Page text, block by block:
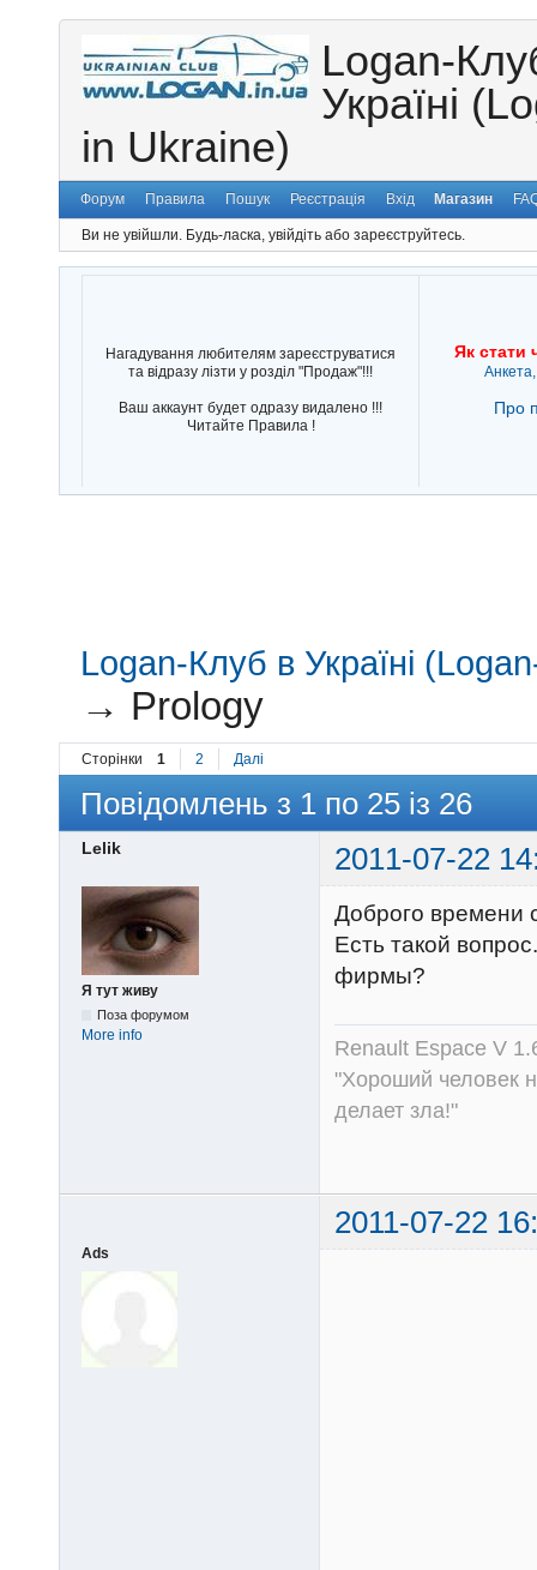
Logan-
Україні
in Ukraine)
Форум Правила Пошук Реєстрація Вхід Магазин
Ви не увійшли. Будь-ласка, увійдіть або зареєструйтесь.
Нагадування любителям зареєструватися
та відразу лізти у розділ "Продаж"!!!
Ваш аккаунт будет одразу видалено !!!
Читайте Правила !
Як стати
Про
Logan-Клуб в Україні
→ Prology
Сторінки 1 2 Далі
Повідомлень з 1 по 25 із 26
Lelik 2011-07-22
Я тут живу
Поза форумом
More info
Доброго времени
Есть такой
фирмы?
Renault Espace V
"Хороший человек
делает зла!"
2011-07-22
Ads